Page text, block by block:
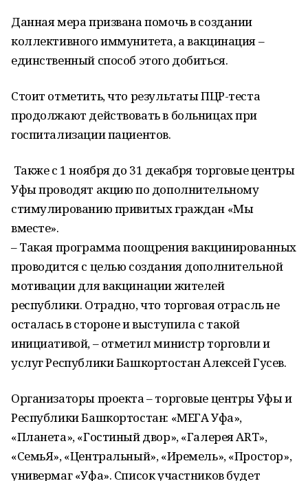
Данная мера призвана помочь в создании
коллективного иммунитета, а вакцинация –
единственный способ этого добиться.
Стоит отметить, что результаты ПЦР-теста
продолжают действовать в больницах при
госпитализации пациентов.
Также с 1 ноября до 31 декабря торговые центры
Уфы проводят акцию по дополнительному
стимулированию привитых граждан «Мы
вместе».
– Такая программа поощрения вакцинированных
проводится с целью создания дополнительной
мотивации для вакцинации жителей
республики. Отрадно, что торговая отрасль не
осталась в стороне и выступила с такой
инициативой, – отметил министр торговли и
услуг Республики Башкортостан Алексей Гусев.
Организаторы проекта – торговые центры Уфы и
Республики Башкортостан: «МЕГА Уфа»,
«Планета», «Гостиный двор», «Галерея ART»,
«СемьЯ», «Центральный», «Иремель», «Простор»,
универмаг «Уфа». Список участников будет